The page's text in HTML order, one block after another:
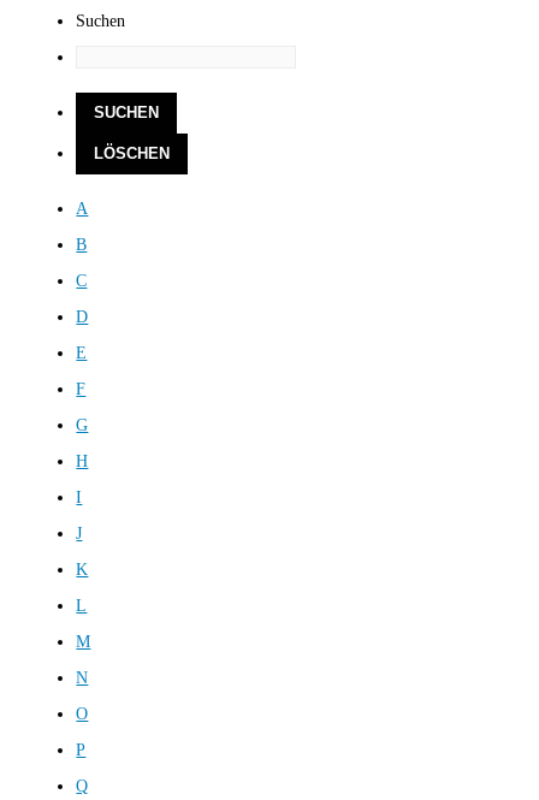
Suchen
A
B
C
D
E
F
G
H
I
J
K
L
M
N
O
P
Q